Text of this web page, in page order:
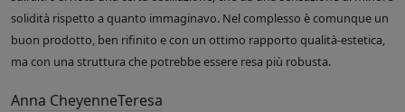
solidità rispetto a quanto immaginavo. Nel complesso è comunque un
buon prodotto, ben rifinito e con un ottimo rapporto qualità-estetica,
ma con una struttura che potrebbe essere resa più robusta.
Anna CheyenneTeresa